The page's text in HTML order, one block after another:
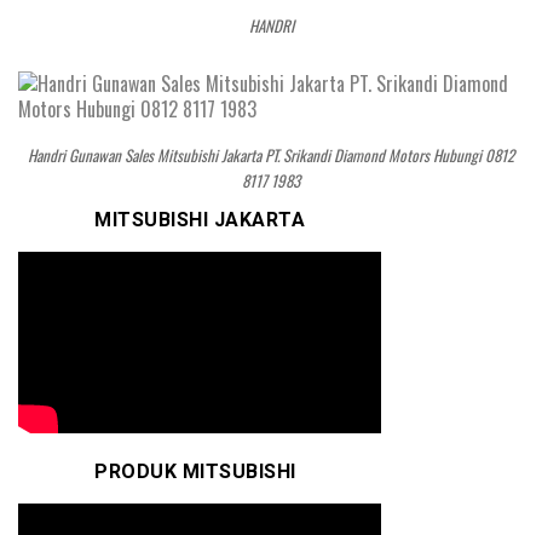
HANDRI
Handri Gunawan Sales Mitsubishi Jakarta PT. Srikandi Diamond Motors Hubungi 0812
8117 1983
MITSUBISHI JAKARTA
PRODUK MITSUBISHI